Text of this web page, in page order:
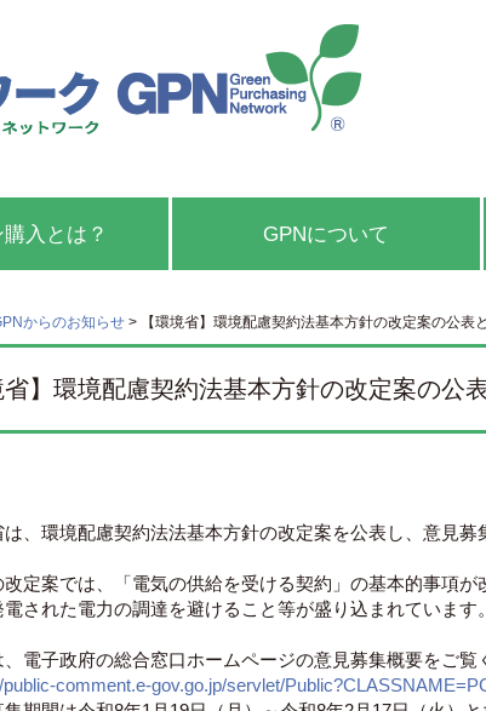
入とは？ GPNについて
からのお知らせ > 【環境省】環境配慮契約法基本方針の改定案の公表
省】環境配慮契約法基本方針の改定案の公
、環境配慮契約法法基本方針の改定案を公表し、意見募
改定案では、「電気の供給を受ける契約」の基本的事項
された電力の調達を避けること等が盛り込まれています。
電子政府の総合窓口ホームページの意見募集概要をご覧
public-comment.e-gov.go.jp/servlet/